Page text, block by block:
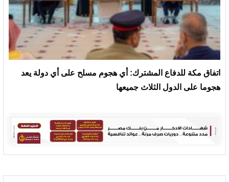
‏اتفاق مكة للدفاع المشترك: أي هجوم مسلح على أي دولة يعد
هجوما على الدول الثلاث جميعها